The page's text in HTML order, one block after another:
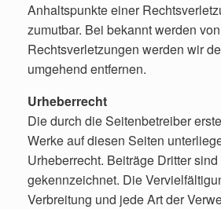
Anhaltspunkte einer
zumutbar. Bei bekannt werden von
Rechtsverletzungen werden wir
umgehend entfernen.
Urheberrecht
Die durch die Seitenbetreiber
Werke auf diesen Seiten
Urheberrecht. Beiträge Dritter
gekennzeichnet. Die
Verbreitung und jede Art der